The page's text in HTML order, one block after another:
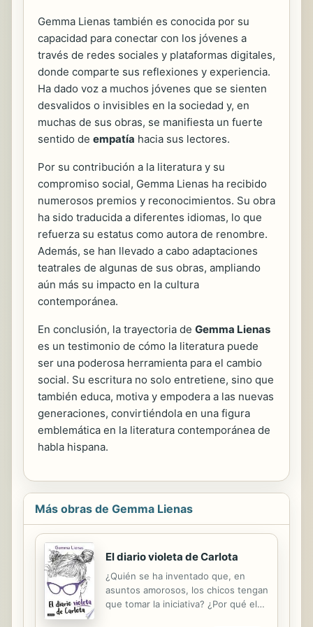
Gemma Lienas también es conocida por su
capacidad para conectar con los jóvenes a
través de redes sociales y plataformas digitales,
donde comparte sus reflexiones y experiencia.
Ha dado voz a muchos jóvenes que se sienten
desvalidos o invisibles en la sociedad y, en
muchas de sus obras, se manifiesta un fuerte
sentido de empatía hacia sus lectores.
Por su contribución a la literatura y su
compromiso social, Gemma Lienas ha recibido
numerosos premios y reconocimientos. Su obra
ha sido traducida a diferentes idiomas, lo que
refuerza su estatus como autora de renombre.
Además, se han llevado a cabo adaptaciones
teatrales de algunas de sus obras, ampliando
aún más su impacto en la cultura
contemporánea.
En conclusión, la trayectoria de Gemma Lienas
es un testimonio de cómo la literatura puede
ser una poderosa herramienta para el cambio
social. Su escritura no solo entretiene, sino que
también educa, motiva y empodera a las nuevas
generaciones, convirtiéndola en una figura
emblemática en la literatura contemporánea de
habla hispana.
Más obras de Gemma Lienas
El diario violeta de Carlota
¿Quién se ha inventado que, en
asuntos amorosos, los chicos tengan
que tomar la iniciativa? ¿Por qué el